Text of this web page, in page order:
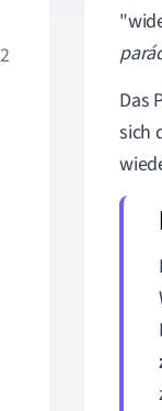
Das
sich